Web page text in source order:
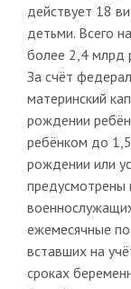
действует 18
детьми. Всего
более 2,4 млрд
За счёт
материнский
рождении
ребёнком до
рождении или
ежемесячные
вставших на
сроках